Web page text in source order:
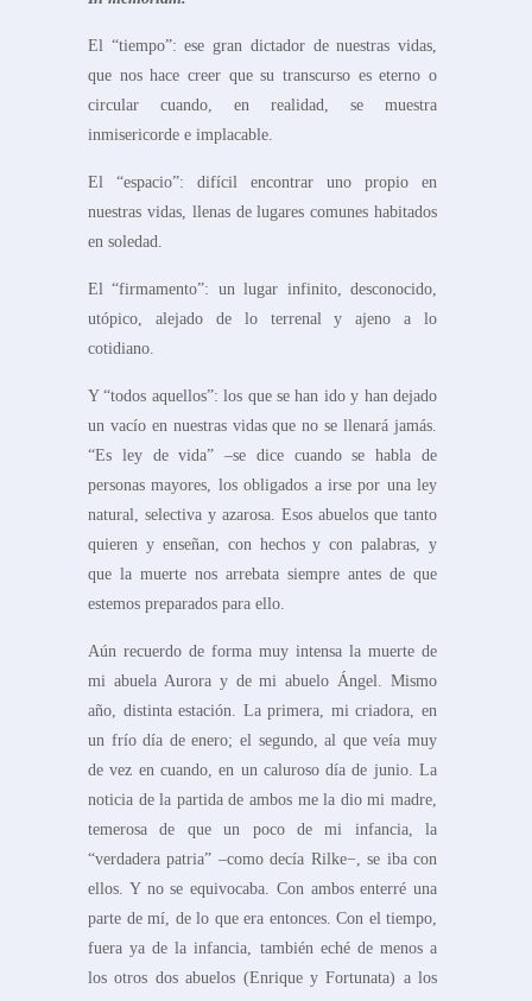
El “tiempo”: ese gran dictador de nuestras vidas,
que nos hace creer que su transcurso es eterno o
circular cuando, en realidad, se muestra
inmisericorde e implacable.
El “espacio”: difícil encontrar uno propio en
nuestras vidas, llenas de lugares comunes habitados
en soledad.
El “firmamento”: un lugar infinito, desconocido,
utópico, alejado de lo terrenal y ajeno a lo
cotidiano.
Y “todos aquellos”: los que se han ido y han dejado
un vacío en nuestras vidas que no se llenará jamás.
“Es ley de vida” –se dice cuando se habla de
personas mayores, los obligados a irse por una ley
natural, selectiva y azarosa. Esos abuelos que tanto
quieren y enseñan, con hechos y con palabras, y
que la muerte nos arrebata siempre antes de que
estemos preparados para ello.
Aún recuerdo de forma muy intensa la muerte de
mi abuela Aurora y de mi abuelo Ángel. Mismo
año, distinta estación. La primera, mi criadora, en
un frío día de enero; el segundo, al que veía muy
de vez en cuando, en un caluroso día de junio. La
noticia de la partida de ambos me la dio mi madre,
temerosa de que un poco de mi infancia, la
“verdadera patria” –como decía Rilke−, se iba con
ellos. Y no se equivocaba. Con ambos enterré una
parte de mí, de lo que era entonces. Con el tiempo,
fuera ya de la infancia, también eché de menos a
los otros dos abuelos (Enrique y Fortunata) a los